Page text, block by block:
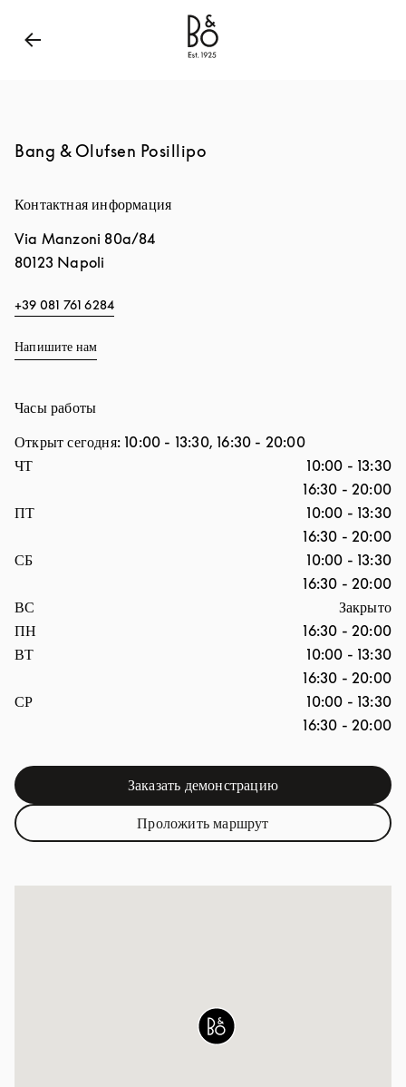
Bang & Olufsen - Exist to Create
Bang & Olufsen Posillipo
Контактная информация
Via Manzoni 80a/84
80123 Napoli
+39 081 761 6284
Напишите нам
Часы работы
Открыт сегодня: 10:00 - 13:30, 16:30 - 20:00
День недели
ЧТ 10:00 - 13:30
16:30 - 20:00
ПТ
10:00 - 13:30
16:30 - 20:00
СБ
10:00 - 13:30
16:30 - 20:00
ВС
Закрыто
ПН
16:30 - 20:00
ВТ
10:00 - 13:30
16:30 - 20:00
СР
10:00 - 13:30
16:30 - 20:00
Заказать демонстрацию
Link Opens in New Tab
Проложить маршрутLink Opens in New Tab